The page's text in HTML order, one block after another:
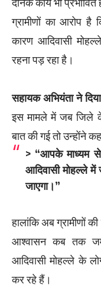
ग्रामीणों का आरोप है
कारण आदिवासी
रहना पड़ रहा है।
सहायक अभियंता ने
इस मामले में जब जिले
बात की गई तो उन्होंने
> “आपके माध्यम से
आदिवासी मोहल्ले में
जाएगा।”
हालांकि अब ग्रामीणों
आश्वासन कब तक
आदिवासी मोहल्ले के
कर रहे हैं।